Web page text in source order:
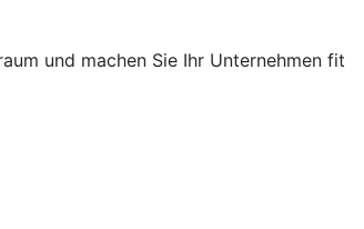
und machen Sie Ihr Unternehmen fit